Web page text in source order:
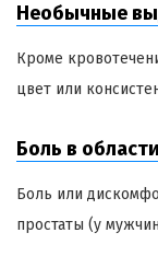
Необычные
Кроме
цвет или
Боль в
Боль или
простаты (у